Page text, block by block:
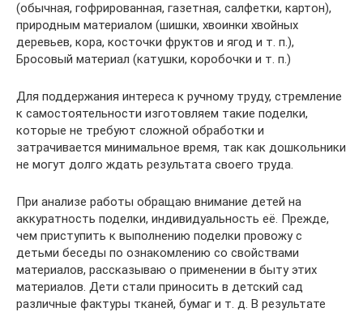
(обычная, гофрированная, газетная, салфетки, картон),
природным материалом (шишки, хвоинки хвойных
деревьев, кора, косточки фруктов и ягод и т. п.),
Бросовый материал (катушки, коробочки и т. п.)
Для поддержания интереса к ручному труду, стремление
к самостоятельности изготовляем такие поделки,
которые не требуют сложной обработки и
затрачивается минимальное время, так как дошкольники
не могут долго ждать результата своего труда.
При анализе работы обращаю внимание детей на
аккуратность поделки, индивидуальность её. Прежде,
чем приступить к выполнению поделки провожу с
детьми беседы по ознакомлению со свойствами
материалов, рассказываю о применении в быту этих
материалов. Дети стали приносить в детский сад
различные фактуры тканей, бумаг и т. д. В результате